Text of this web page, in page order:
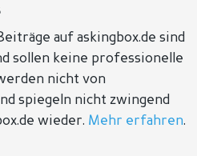
auf askingbox.de sind
sollen keine professionelle
nicht von
spiegeln nicht zwingend
wieder. Mehr erfahren.